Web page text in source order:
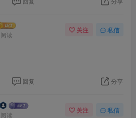
读
关注 私信
回复 分享
读
关注 私信